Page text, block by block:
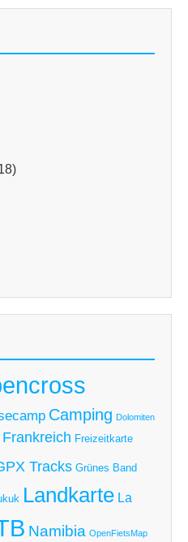
Camping Dolomiten
Frankreich Freizeitkarte
Tracks Grünes Band
Landkarte La
Namibia OpenFietsMap